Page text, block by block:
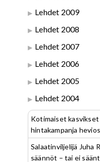
Lehdet 2009
Lehdet 2008
Lehdet 2007
Lehdet 2006
Lehdet 2005
Lehdet 2004
Kotimaiset kasvikset
hintakampanja
Salaatinviljelijä Juha
säännöt – tai ei